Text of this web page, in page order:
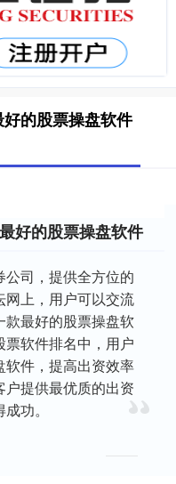
的股票操盘软件
好的股票操盘软件
司，提供全方位的
网上，用户可以交流
最好的股票操盘软
软件排名中，用户
件，提高出资效率
提供最优质的出资
功。